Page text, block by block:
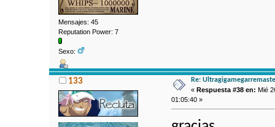
Mensajes: 45
Reputation Power: 7
Sexo:
133
Re:
«Respuesta #38 en: Mié
01:05:40 »